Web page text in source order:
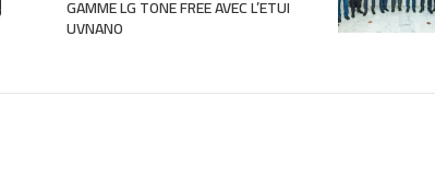
GAMME LG TONE FREE AVEC L’ETUI
UVNANO